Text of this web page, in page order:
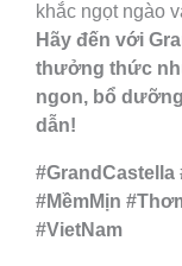
khắc ngọt ngào
Hãy đến với
thưởng thức
ngon, bổ
dẫn!
#MềmMịn
#VietNam